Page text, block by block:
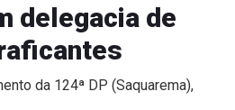
delegacia de
da 124ª DP (Saquarema),